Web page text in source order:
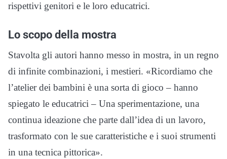
rispettivi genitori e le loro educatrici.
Lo scopo della mostra
Stavolta gli autori hanno messo in mostra, in un regno
di infinite combinazioni, i mestieri. «Ricordiamo che
l’atelier dei bambini è una sorta di gioco – hanno
spiegato le educatrici – Una sperimentazione, una
continua ideazione che parte dall’idea di un lavoro,
trasformato con le sue caratteristiche e i suoi strumenti
in una tecnica pittorica».